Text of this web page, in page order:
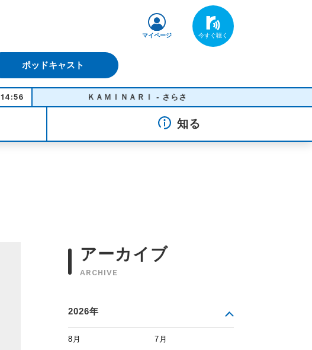
ポッドキャスト
マイページ
14:56 ＫＡＭＩＮＡＲＩ - さらさ
知る
アーカイブ
ARCHIVE
2026年
8月 7月